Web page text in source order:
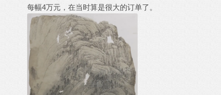
每幅4万元，在当时算是很大的订单了。